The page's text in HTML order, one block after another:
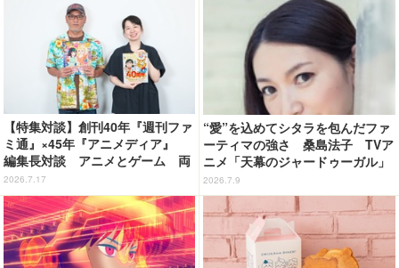
【特集対談】創刊40年『週刊ファ
ミ通』×45年『アニメディア』
編集長対談 アニメとゲーム 両
誌の歩みが語る“雑誌の今”
2026.7.17
“愛”を込めてシタラを包んだファ
ーティマの強さ 桑島法子 TVア
ニメ「天幕のジャードゥーガル」
インタビュー
2026.7.9